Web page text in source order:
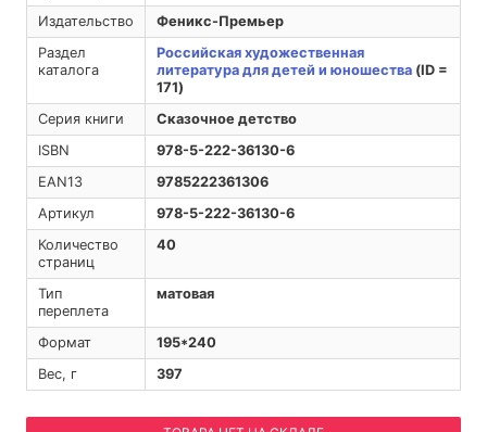
Издательство
Феникс-Премьер
Раздел
каталога
Российская художественная
литература для детей и юношества(ID =
171)
Серия книги
Сказочное детство
ISBN
978-5-222-36130-6
EAN13
9785222361306
Артикул
978-5-222-36130-6
Количество
страниц
40
Тип
переплета
матовая
Формат
195*240
Вес, г
397